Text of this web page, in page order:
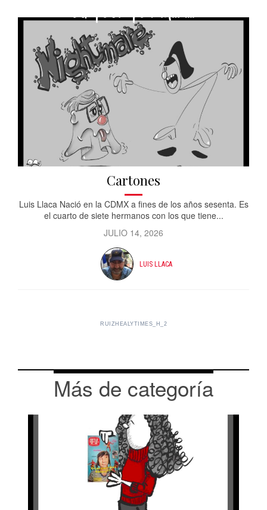
Cartones
Luis Llaca Nació en la CDMX a fines de los años sesenta. Es
el cuarto de siete hermanos con los que tiene...
JULIO 14, 2026
LUIS LLACA
RUIZHEALYTIMES_H_2
Más de categoría